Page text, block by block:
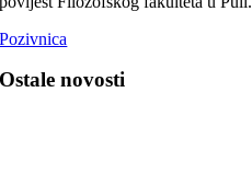
Pozivnica
Ostale novosti